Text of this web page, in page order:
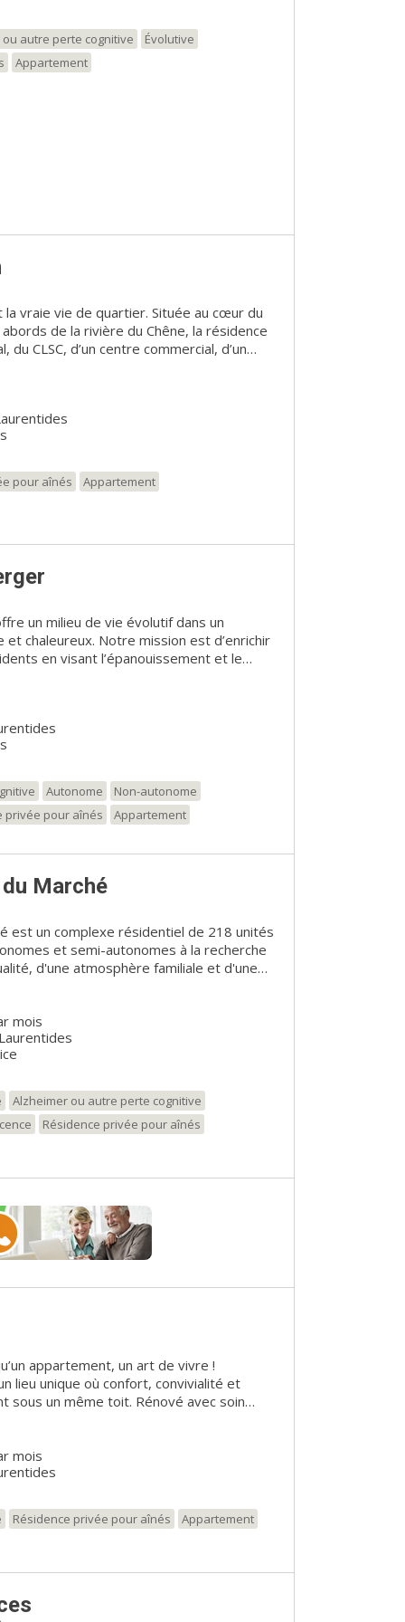
autre perte cognitive
Évolutive
Appartement
la vraie vie de quartier. Située au cœur du
de la rivière du Chêne, la résidence
CLSC, d’un centre commercial, d’un
et de plusieurs restaurants. Ce
procurera confort et bien-être, le tout
il fait bon vivre. Ses résidents habitent des
chaleureux et profitent d’une gamme
loisirs dans un milieu accueillant et
vie à la hauteur de vos besoins et de vos
pour aînés Appartement
un milieu de vie évolutif dans un
chaleureux. Notre mission est d’enrichir
en visant l’épanouissement et le
son équipe attentionnée, la résidence
deviendra votre deuxième famille!
intime avec jardins et pommiers !
Autonome
Non-autonome
privée pour aînés Appartement
Marché
est un complexe résidentiel de 218 unités
et semi-autonomes à la recherche
d'une atmosphère familiale et d'une
offre également 24 unités de soins
permettant d'accueillir des personnes en
un milieu de vie sécuritaire et
de nombreuses années une
pas.
mois
Alzheimer ou autre perte cognitive
Résidence privée pour aînés
appartement, un art de vivre !
lieu unique où confort, convivialité et
sous un même toit. Rénové avec soin
notre résidence vous offre
communauté. - Des espaces
intérieure chauffée, salle de quilles,
billard et cinéma. - Une vie
engagé qui organise des activités variées
spectacles et événements, terrasse
minutes des
mois
Résidence privée pour aînés
Appartement